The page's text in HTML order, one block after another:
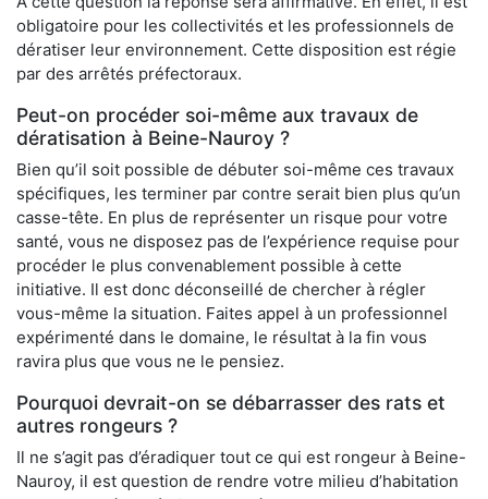
obligatoire pour les collectivités et les professionnels de
dératiser leur environnement. Cette disposition est régie
par des arrêtés préfectoraux.
Peut-on procéder soi-même aux travaux de
dératisation à Beine-Nauroy ?
Bien qu’il soit possible de débuter soi-même ces travaux
spécifiques, les terminer par contre serait bien plus qu’un
casse-tête. En plus de représenter un risque pour votre
santé, vous ne disposez pas de l’expérience requise pour
procéder le plus convenablement possible à cette
initiative. Il est donc déconseillé de chercher à régler
vous-même la situation. Faites appel à un professionnel
expérimenté dans le domaine, le résultat à la fin vous
ravira plus que vous ne le pensiez.
Pourquoi devrait-on se débarrasser des rats et
autres rongeurs ?
Il ne s’agit pas d’éradiquer tout ce qui est rongeur à Beine-
Nauroy, il est question de rendre votre milieu d’habitation